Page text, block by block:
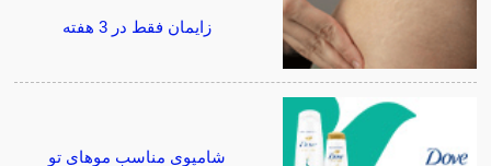
زایمان فقط در 3 هفته
شامپوی مناسب موهای تو